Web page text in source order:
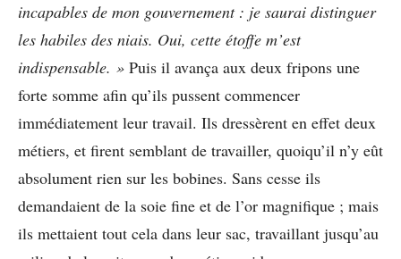
incapables de mon gouvernement : je saurai distinguer
les habiles des niais. Oui, cette étoffe m’est
indispensable. » Puis il avança aux deux fripons une
forte somme afin qu’ils pussent commencer
immédiatement leur travail. Ils dressèrent en effet deux
métiers, et firent semblant de travailler, quoiqu’il n’y eût
absolument rien sur les bobines. Sans cesse ils
demandaient de la soie fine et de l’or magnifique ; mais
ils mettaient tout cela dans leur sac, travaillant jusqu’au